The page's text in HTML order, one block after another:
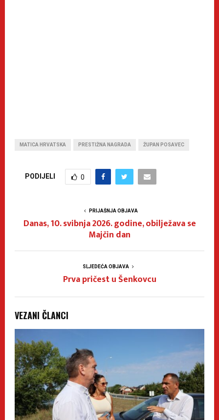
MATICA HRVATSKA PRESTIŽNA NAGRADA ŽUPAN POSAVEC
PODIJELI 0
PRIJAŠNJA OBJAVA
Danas, 10. svibnja 2026. godine, obilježava se
Majčin dan
SLJEDEĆA OBJAVA
Prva pričest u Šenkovcu
VEZANI ČLANCI